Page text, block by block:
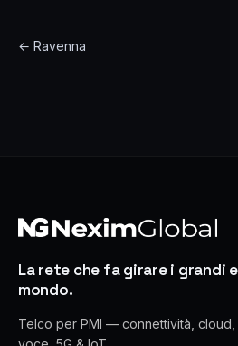
← Ravenna
La rete che fa girare i grandi
mondo.
Telco per PMI — connettività, cloud,